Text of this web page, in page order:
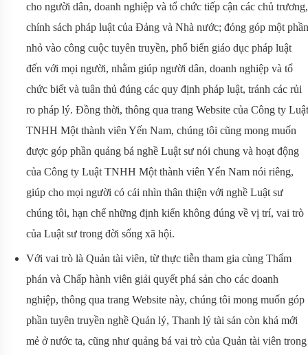
cho người dân, doanh nghiệp và tổ chức tiếp cận các chủ trương,
chính sách pháp luật của Đảng và Nhà nước; đóng góp một phần
nhỏ vào công cuộc tuyên truyền, phổ biến giáo dục pháp luật
đến với mọi người, nhằm giúp người dân, doanh nghiệp và tổ
chức biết và tuân thủ đúng các quy định pháp luật, tránh các rủi
ro pháp lý. Đồng thời, thông qua trang Website của Công ty Luật
TNHH Một thành viên Yến Nam, chúng tôi cũng mong muốn
được góp phần quảng bá nghề Luật sư nói chung và hoạt động
của Công ty Luật TNHH Một thành viên Yến Nam nói riêng,
giúp cho mọi người có cái nhìn thân thiện với nghề Luật sư
chúng tôi, hạn chế những định kiến không đúng về vị trí, vai trò
của Luật sư trong đời sống xã hội.
Với vai trò là Quản tài viên, từ thực tiễn tham gia cùng Thẩm
phán và Chấp hành viên giải quyết phá sản cho các doanh
nghiệp, thông qua trang Website này, chúng tôi mong muốn góp
phần tuyên truyền nghề Quản lý, Thanh lý tài sản còn khá mới
mẻ ở nước ta, cũng như quảng bá vai trò của Quản tài viên trong